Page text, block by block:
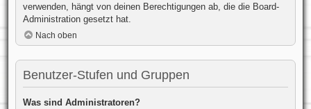
verwenden, hängt von deinen Berechtigungen ab, die die Board-
Administration gesetzt hat.
Nach oben
Benutzer-Stufen und Gruppen
Was sind Administratoren?